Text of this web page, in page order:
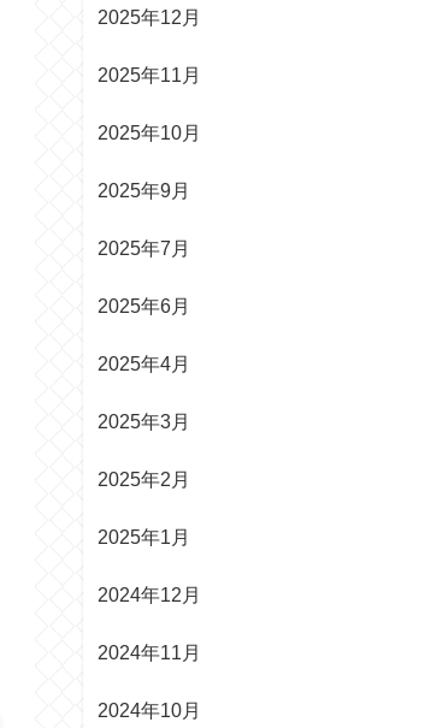
2025年12月
2025年11月
2025年10月
2025年9月
2025年7月
2025年6月
2025年4月
2025年3月
2025年2月
2025年1月
2024年12月
2024年11月
2024年10月